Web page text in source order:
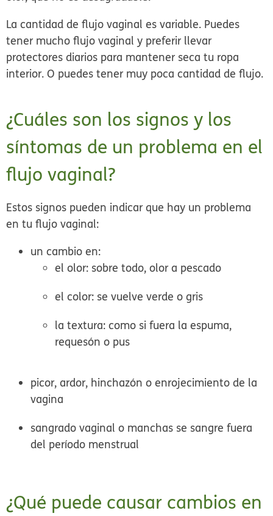
La cantidad de flujo vaginal es variable. Puedes
tener mucho flujo vaginal y preferir llevar
protectores diarios para mantener seca tu ropa
interior. O puedes tener muy poca cantidad de flujo.
¿Cuáles son los signos y los
síntomas de un problema en el
flujo vaginal?
Estos signos pueden indicar que hay un problema
en tu flujo vaginal:
un cambio en:
el olor: sobre todo, olor a pescado
el color: se vuelve verde o gris
la textura: como si fuera la espuma,
requesón o pus
picor, ardor, hinchazón o enrojecimiento de la
vagina
sangrado vaginal o manchas se sangre fuera
del período menstrual
¿Qué puede causar cambios en